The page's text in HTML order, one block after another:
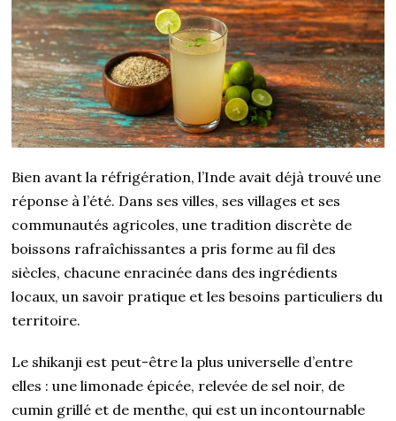
Bien avant la réfrigération, l’Inde avait déjà trouvé une
réponse à l’été. Dans ses villes, ses villages et ses
communautés agricoles, une tradition discrète de
boissons rafraîchissantes a pris forme au fil des
siècles, chacune enracinée dans des ingrédients
locaux, un savoir pratique et les besoins particuliers du
territoire.
Le shikanji est peut-être la plus universelle d’entre
elles : une limonade épicée, relevée de sel noir, de
cumin grillé et de menthe, qui est un incontournable